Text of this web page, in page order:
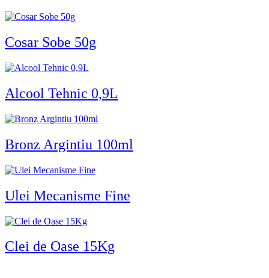
Cosar Sobe 50g
Alcool Tehnic 0,9L
Bronz Argintiu 100ml
Ulei Mecanisme Fine
Clei de Oase 15Kg